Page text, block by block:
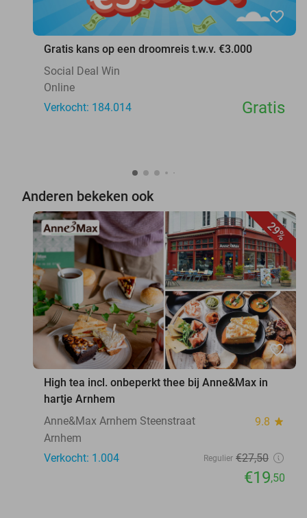
favorite_border
Gratis kans op een droomreis t.w.v. €3.000
Social Deal Win
Online
Verkocht: 184.014
Gratis
Anderen bekeken ook
29%
favorite_border
High tea incl. onbeperkt thee bij Anne&Max in
hartje Arnhem
Anne&Max Arnhem Steenstraat
9.8 star
Arnhem
Verkocht: 1.004
Regulier €27,50
€19,50